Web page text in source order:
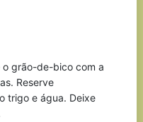
o grão-de-bico com a
Reserve
trigo e água. Deixe